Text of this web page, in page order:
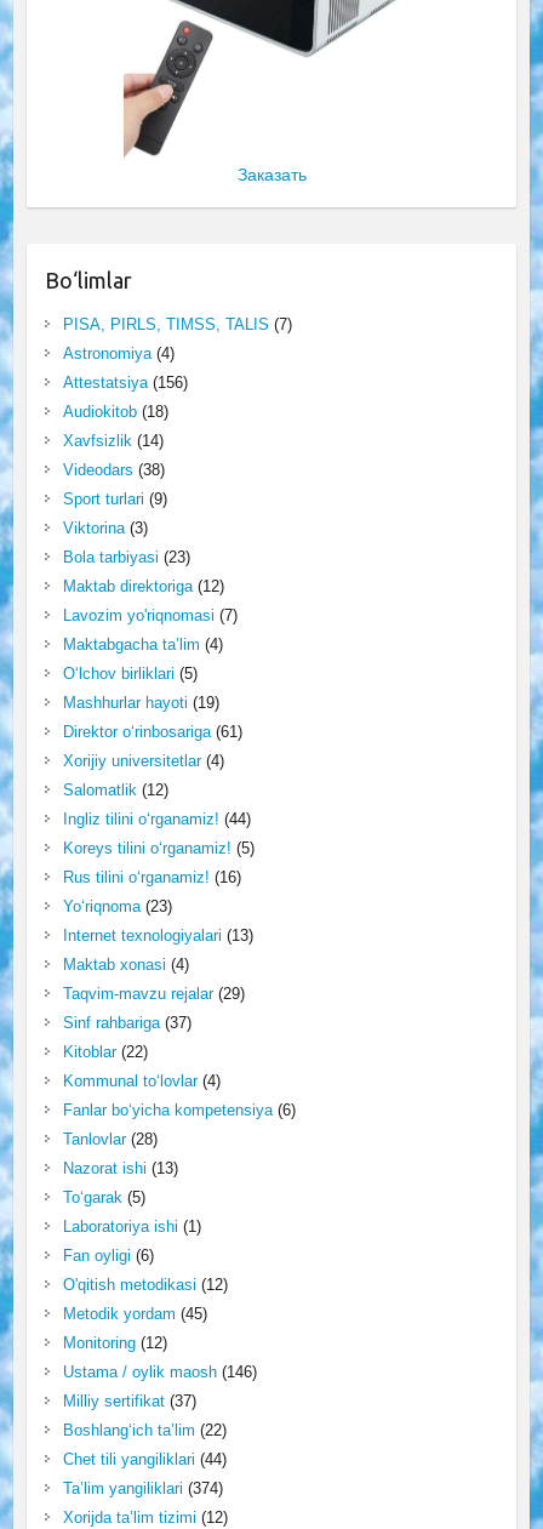
Заказать
Bo‘limlar
PISA, PIRLS, TIMSS, TALIS (7)
Astronomiya(4)
Attestatsiya(156)
Audiokitob(18)
Xavfsizlik(14)
Videodars (38)
Sport turlari (9)
Viktorina(3)
Bola tarbiyasi (23)
Maktab direktoriga(12)
Lavozim yo'riqnomasi (7)
Maktabgacha ta’lim (4)
O‘lchov birliklari (5)
Mashhurlar hayoti (19)
Direktor o‘rinbosariga(61)
Xorijiy universitetlar(4)
Salomatlik(12)
Ingliz tilini o‘rganamiz! (44)
Koreys tilini o‘rganamiz! (5)
Rus tilini o‘rganamiz! (16)
Yo‘riqnoma(23)
Internet texnologiyalari (13)
Maktab xonasi (4)
Taqvim-mavzu rejalar(29)
Sinf rahbariga(37)
Kitoblar(22)
Kommunal to‘lovlar(4)
Fanlar bo‘yicha kompetensiya(6)
Tanlovlar(28)
Nazorat ishi (13)
To‘garak(5)
Laboratoriya ishi (1)
Fan oyligi (6)
O'qitish metodikasi (12)
Metodik yordam (45)
Monitoring(12)
Ustama / oylik maosh(146)
Milliy sertifikat(37)
Boshlang‘ich ta’lim (22)
Chet tili yangiliklari (44)
Ta’lim yangiliklari (374)
Xorijda ta’lim tizimi (12)